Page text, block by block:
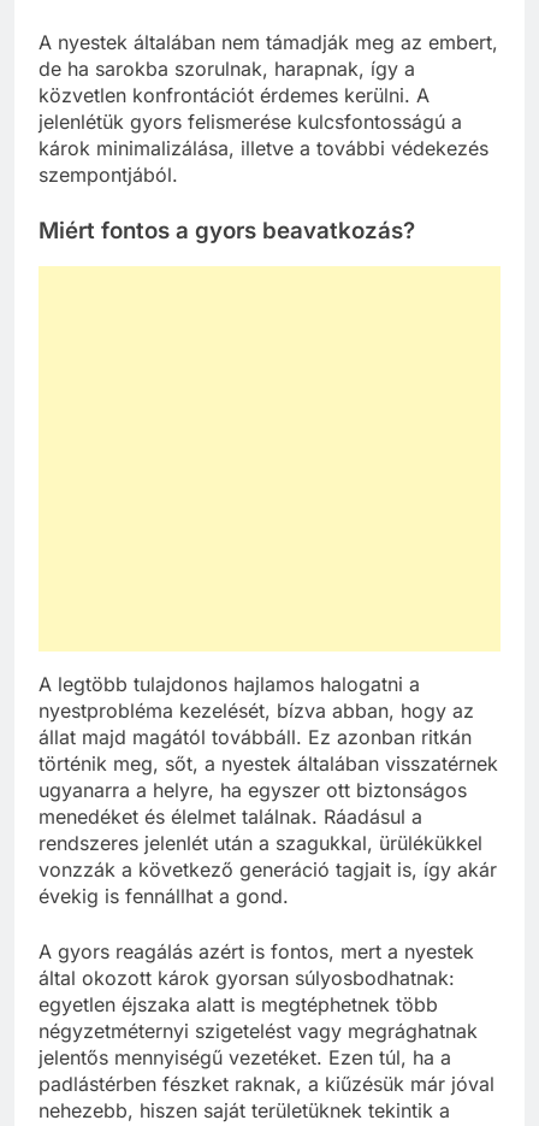
A nyestek általában nem támadják meg az embert,
de ha sarokba szorulnak, harapnak, így a
közvetlen konfrontációt érdemes kerülni. A
jelenlétük gyors felismerése kulcsfontosságú a
károk minimalizálása, illetve a további védekezés
szempontjából.
Miért fontos a gyors beavatkozás?
A legtöbb tulajdonos hajlamos halogatni a
nyestprobléma kezelését, bízva abban, hogy az
állat majd magától továbbáll. Ez azonban ritkán
történik meg, sőt, a nyestek általában visszatérnek
ugyanarra a helyre, ha egyszer ott biztonságos
menedéket és élelmet találnak. Ráadásul a
rendszeres jelenlét után a szagukkal, ürülékükkel
vonzzák a következő generáció tagjait is, így akár
évekig is fennállhat a gond.
A gyors reagálás azért is fontos, mert a nyestek
által okozott károk gyorsan súlyosbodhatnak:
egyetlen éjszaka alatt is megtéphetnek több
négyzetméternyi szigetelést vagy megrághatnak
jelentős mennyiségű vezetéket. Ezen túl, ha a
padlástérben fészket raknak, a kiűzésük már jóval
nehezebb, hiszen saját területüknek tekintik a